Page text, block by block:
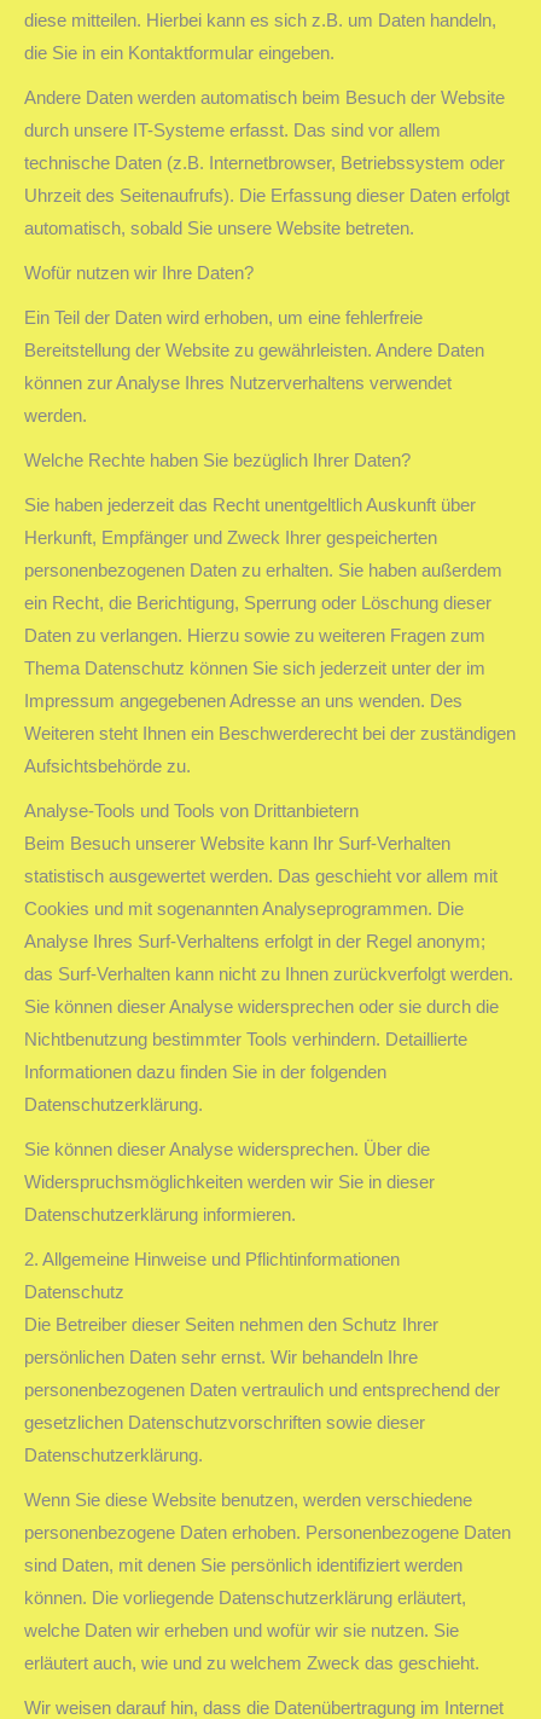
diese mitteilen. Hierbei kann es sich z.B. um Daten handeln,
die Sie in ein Kontaktformular eingeben.
Andere Daten werden automatisch beim Besuch der Website
durch unsere IT-Systeme erfasst. Das sind vor allem
technische Daten (z.B. Internetbrowser, Betriebssystem oder
Uhrzeit des Seitenaufrufs). Die Erfassung dieser Daten erfolgt
automatisch, sobald Sie unsere Website betreten.
Wofür nutzen wir Ihre Daten?
Ein Teil der Daten wird erhoben, um eine fehlerfreie
Bereitstellung der Website zu gewährleisten. Andere Daten
können zur Analyse Ihres Nutzerverhaltens verwendet
werden.
Welche Rechte haben Sie bezüglich Ihrer Daten?
Sie haben jederzeit das Recht unentgeltlich Auskunft über
Herkunft, Empfänger und Zweck Ihrer gespeicherten
personenbezogenen Daten zu erhalten. Sie haben außerdem
ein Recht, die Berichtigung, Sperrung oder Löschung dieser
Daten zu verlangen. Hierzu sowie zu weiteren Fragen zum
Thema Datenschutz können Sie sich jederzeit unter der im
Impressum angegebenen Adresse an uns wenden. Des
Weiteren steht Ihnen ein Beschwerderecht bei der zuständigen
Aufsichtsbehörde zu.
Analyse-Tools und Tools von Drittanbietern
Beim Besuch unserer Website kann Ihr Surf-Verhalten
statistisch ausgewertet werden. Das geschieht vor allem mit
Cookies und mit sogenannten Analyseprogrammen. Die
Analyse Ihres Surf-Verhaltens erfolgt in der Regel anonym;
das Surf-Verhalten kann nicht zu Ihnen zurückverfolgt werden.
Sie können dieser Analyse widersprechen oder sie durch die
Nichtbenutzung bestimmter Tools verhindern. Detaillierte
Informationen dazu finden Sie in der folgenden
Datenschutzerklärung.
Sie können dieser Analyse widersprechen. Über die
Widerspruchsmöglichkeiten werden wir Sie in dieser
Datenschutzerklärung informieren.
2. Allgemeine Hinweise und Pflichtinformationen
Datenschutz
Die Betreiber dieser Seiten nehmen den Schutz Ihrer
persönlichen Daten sehr ernst. Wir behandeln Ihre
personenbezogenen Daten vertraulich und entsprechend der
gesetzlichen Datenschutzvorschriften sowie dieser
Datenschutzerklärung.
Wenn Sie diese Website benutzen, werden verschiedene
personenbezogene Daten erhoben. Personenbezogene Daten
sind Daten, mit denen Sie persönlich identifiziert werden
können. Die vorliegende Datenschutzerklärung erläutert,
welche Daten wir erheben und wofür wir sie nutzen. Sie
erläutert auch, wie und zu welchem Zweck das geschieht.
Wir weisen darauf hin, dass die Datenübertragung im Internet